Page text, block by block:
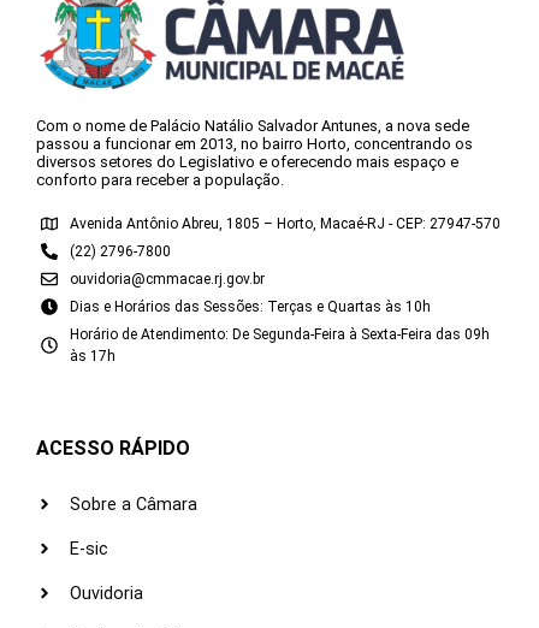
Com o nome de Palácio Natálio Salvador Antunes, a nova sede
passou a funcionar em 2013, no bairro Horto, concentrando os
diversos setores do Legislativo e oferecendo mais espaço e
conforto para receber a população.
Avenida Antônio Abreu, 1805 – Horto, Macaé-RJ - CEP: 27947-570
(22) 2796-7800
ouvidoria@cmmacae.rj.gov.br
Dias e Horários das Sessões: Terças e Quartas às 10h
Horário de Atendimento: De Segunda-Feira à Sexta-Feira das 09h
às 17h
ACESSO RÁPIDO
Sobre a Câmara
E-sic
Ouvidoria